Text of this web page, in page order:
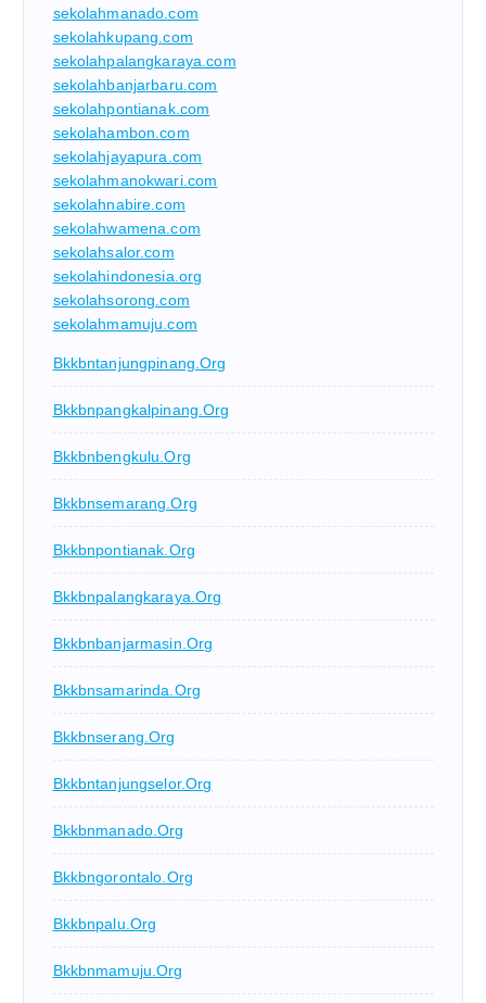
sekolahmanado.com
sekolahkupang.com
sekolahpalangkaraya.com
sekolahbanjarbaru.com
sekolahpontianak.com
sekolahambon.com
sekolahjayapura.com
sekolahmanokwari.com
sekolahnabire.com
sekolahwamena.com
sekolahsalor.com
sekolahindonesia.org
sekolahsorong.com
sekolahmamuju.com
Bkkbntanjungpinang.org
Bkkbnpangkalpinang.org
Bkkbnbengkulu.org
Bkkbnsemarang.org
Bkkbnpontianak.org
Bkkbnpalangkaraya.org
Bkkbnbanjarmasin.org
Bkkbnsamarinda.org
Bkkbnserang.org
Bkkbntanjungselor.org
Bkkbnmanado.org
Bkkbngorontalo.org
Bkkbnpalu.org
Bkkbnmamuju.org